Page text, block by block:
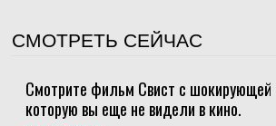
СМОТРЕТЬ СЕЙЧАС
Смотрите фильм Свист с шокирующей
которую вы еще не видели в кино.